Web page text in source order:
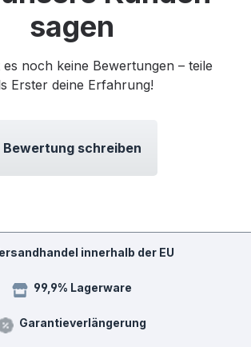
sagen
es noch keine Bewertungen – teile
Erster deine Erfahrung!
Bewertung schreiben
innerhalb der EU
99,9% Lagerware
Garantieverlängerung